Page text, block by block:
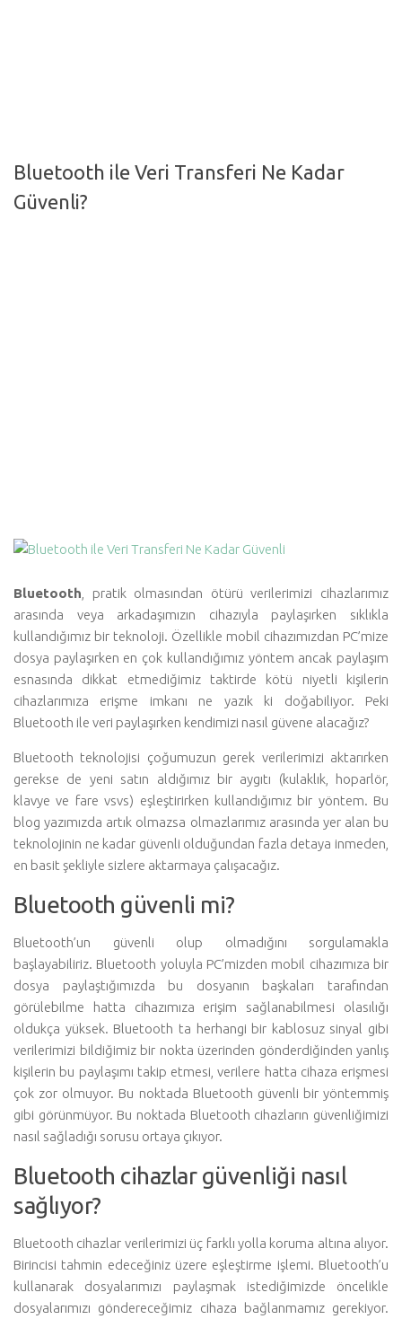
Cilt-Güzellik
Bluetooth ile Veri Transferi Ne Kadar
Güvenli?
Bluetooth , pratik olmasından ötürü verilerimizi cihazlarımız
arasında veya arkadaşımızın cihazıyla paylaşırken sıklıkla
kullandığımız bir teknoloji. Özellikle mobil cihazımızdan PC’mize
dosya paylaşırken en çok kullandığımız yöntem ancak paylaşım
esnasında dikkat etmediğimiz taktirde kötü niyetli kişilerin
cihazlarımıza erişme imkanı ne yazık ki doğabiliyor. Peki
Bluetooth ile veri paylaşırken kendimizi nasıl güvene alacağız?
Bluetooth teknolojisi çoğumuzun gerek verilerimizi aktarırken
gerekse de yeni satın aldığımız bir aygıtı (kulaklık, hoparlör,
klavye ve fare vsvs) eşleştirirken kullandığımız bir yöntem. Bu
blog yazımızda artık olmazsa olmazlarımız arasında yer alan bu
teknolojinin ne kadar güvenli olduğundan fazla detaya inmeden,
en basit şekliyle sizlere aktarmaya çalışacağız.
Bluetooth güvenli mi?
Bluetooth’un güvenli olup olmadığını sorgulamakla
başlayabiliriz. Bluetooth yoluyla PC’mizden mobil cihazımıza bir
dosya paylaştığımızda bu dosyanın başkaları tarafından
görülebilme hatta cihazımıza erişim sağlanabilmesi olasılığı
oldukça yüksek. Bluetooth ta herhangi bir kablosuz sinyal gibi
verilerimizi bildiğimiz bir nokta üzerinden gönderdiğinden yanlış
kişilerin bu paylaşımı takip etmesi, verilere hatta cihaza erişmesi
çok zor olmuyor. Bu noktada Bluetooth güvenli bir yöntemmiş
gibi görünmüyor. Bu noktada Bluetooth cihazların güvenliğimizi
nasıl sağladığı sorusu ortaya çıkıyor.
Bluetooth cihazlar güvenliği nasıl
sağlıyor?
Bluetooth cihazlar verilerimizi üç farklı yolla koruma altına alıyor.
Birincisi tahmin edeceğiniz üzere eşleştirme işlemi. Bluetooth’u
kullanarak dosyalarımızı paylaşmak istediğimizde öncelikle
dosyalarımızı göndereceğimiz cihaza bağlanmamız gerekiyor.